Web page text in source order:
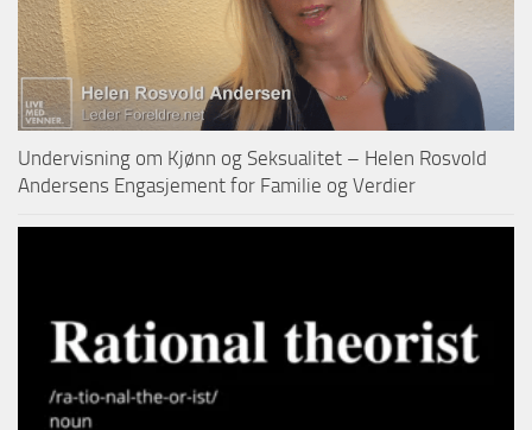
Undervisning om Kjønn og Seksualitet – Helen Rosvold
Andersens Engasjement for Familie og Verdier